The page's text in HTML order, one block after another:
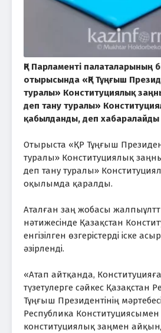
ҚР Парламенті палаталарының
отырысында «ҚР Тұңғыш
туралы» Конституциялық
деп тану туралы»
қабылданды, деп хабаралайды
Отырыста «ҚР Тұңғыш
туралы» Конституциялық
деп тану туралы»
оқылымда қаралды.
Аталған заң жобасы
нәтижесінде Қазақстан
енгізілген өзгерістерді іске
әзірленді.
«Атап айтқанда, Конституцияға
түзетулерге сәйкес Қазақстан
Тұңғыш Президентінің мәртебесі
Республика
конституциялық заңмен